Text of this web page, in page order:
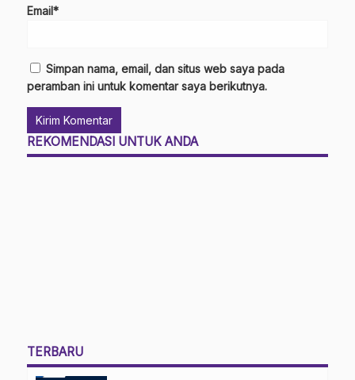
Email*
Simpan nama, email, dan situs web saya pada
peramban ini untuk komentar saya berikutnya.
REKOMENDASI UNTUK ANDA
TERBARU